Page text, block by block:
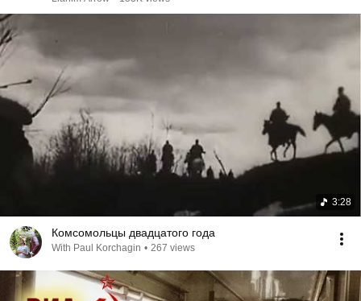
3:28
Комсомольцы двадцатого года
With Paul Korchagin • 267 views